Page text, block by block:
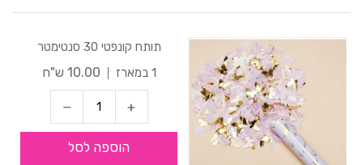
תותח קונפטי 30 סנטימטר
1 במארז
10.00 ש"ח
הוספה לסל